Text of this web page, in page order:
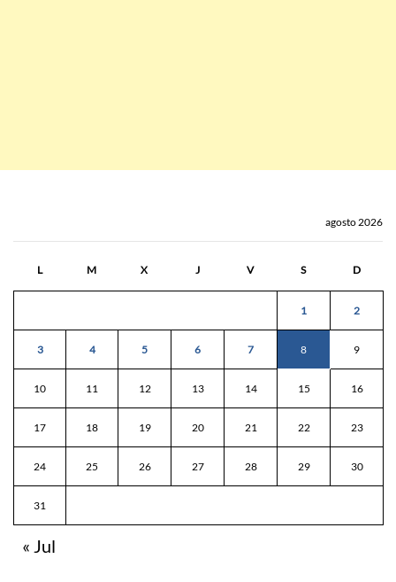
agosto 2026
L M X J V S D
1 2
3 4 5 6 7 8 9
10 11 12 13 14 15 16
17 18 19 20 21 22 23
24 25 26 27 28 29 30
31
« Jul